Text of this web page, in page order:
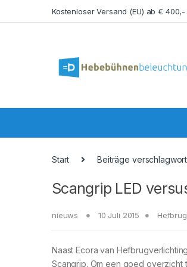
Kostenloser Versand (EU) ab € 400,-
Start Beiträge
Scangrip LED
nieuws 10 Juli 2015
Naast Ecora van
Scangrip. Om een goed